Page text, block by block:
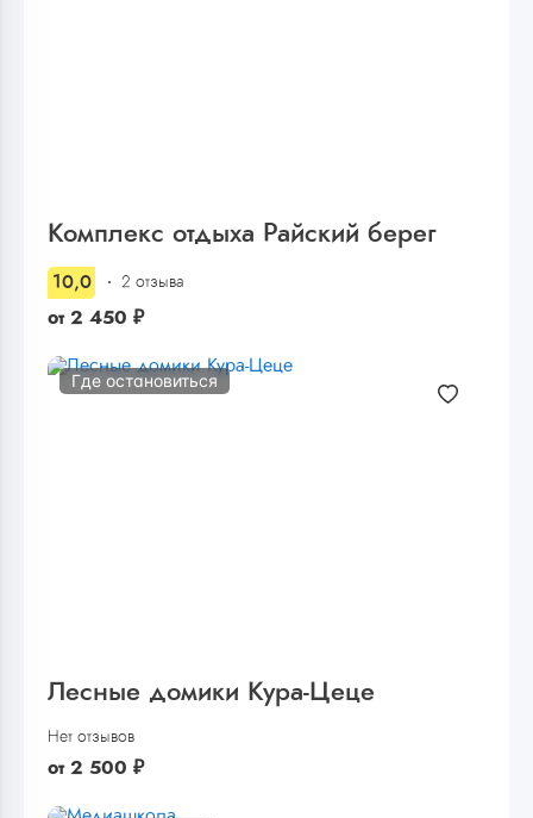
Комплекс отдыха Райский берег
10,0 2 отзыва
от 2 450 ₽
Где остановиться
Лесные домики Кура-Цеце
Нет отзывов
от 2 500 ₽